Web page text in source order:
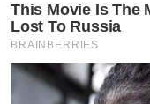
This Movie Is The
Lost To Russia
BRAINBERRIES